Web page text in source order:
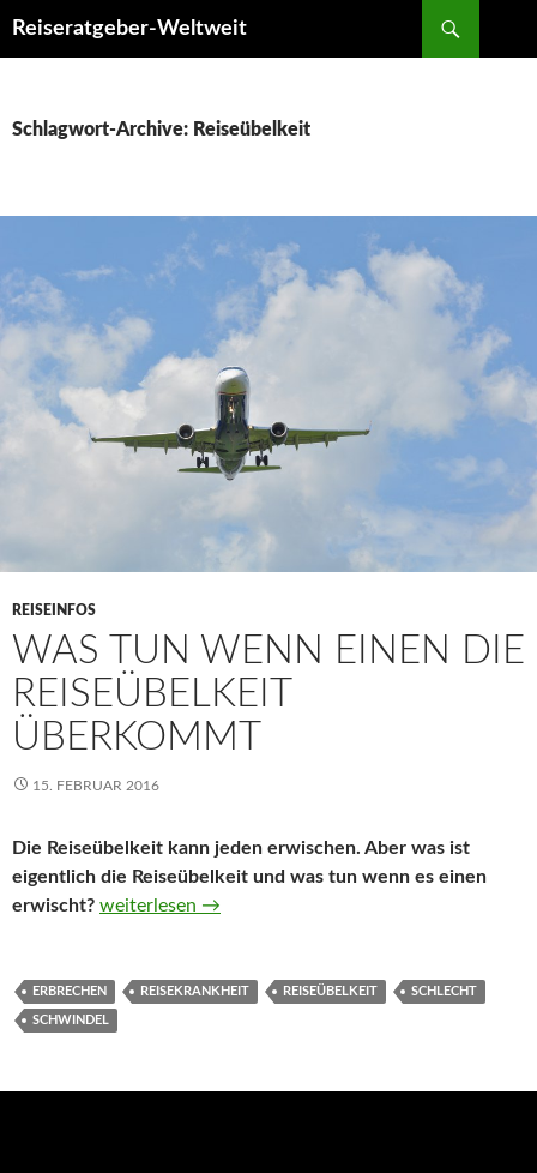
Reiseratgeber-Weltweit
Schlagwort-Archive: Reiseübelkeit
REISEINFOS
WAS TUN WENN EINEN DIE
REISEÜBELKEIT
ÜBERKOMMT
15. FEBRUAR 2016
Die Reiseübelkeit kann jeden erwischen. Aber was ist
eigentlich die Reiseübelkeit und was tun wenn es einen
erwischt? Was tun wenn einen die Reiseübelkeit überkommt
weiterlesen →
ERBRECHEN REISEKRANKHEIT REISEÜBELKEIT SCHLECHT
SCHWINDEL